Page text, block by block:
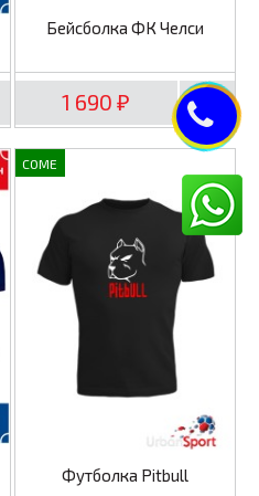
Бейсболка ФК Челси
1 690₽
COME
Футболка Pitbull